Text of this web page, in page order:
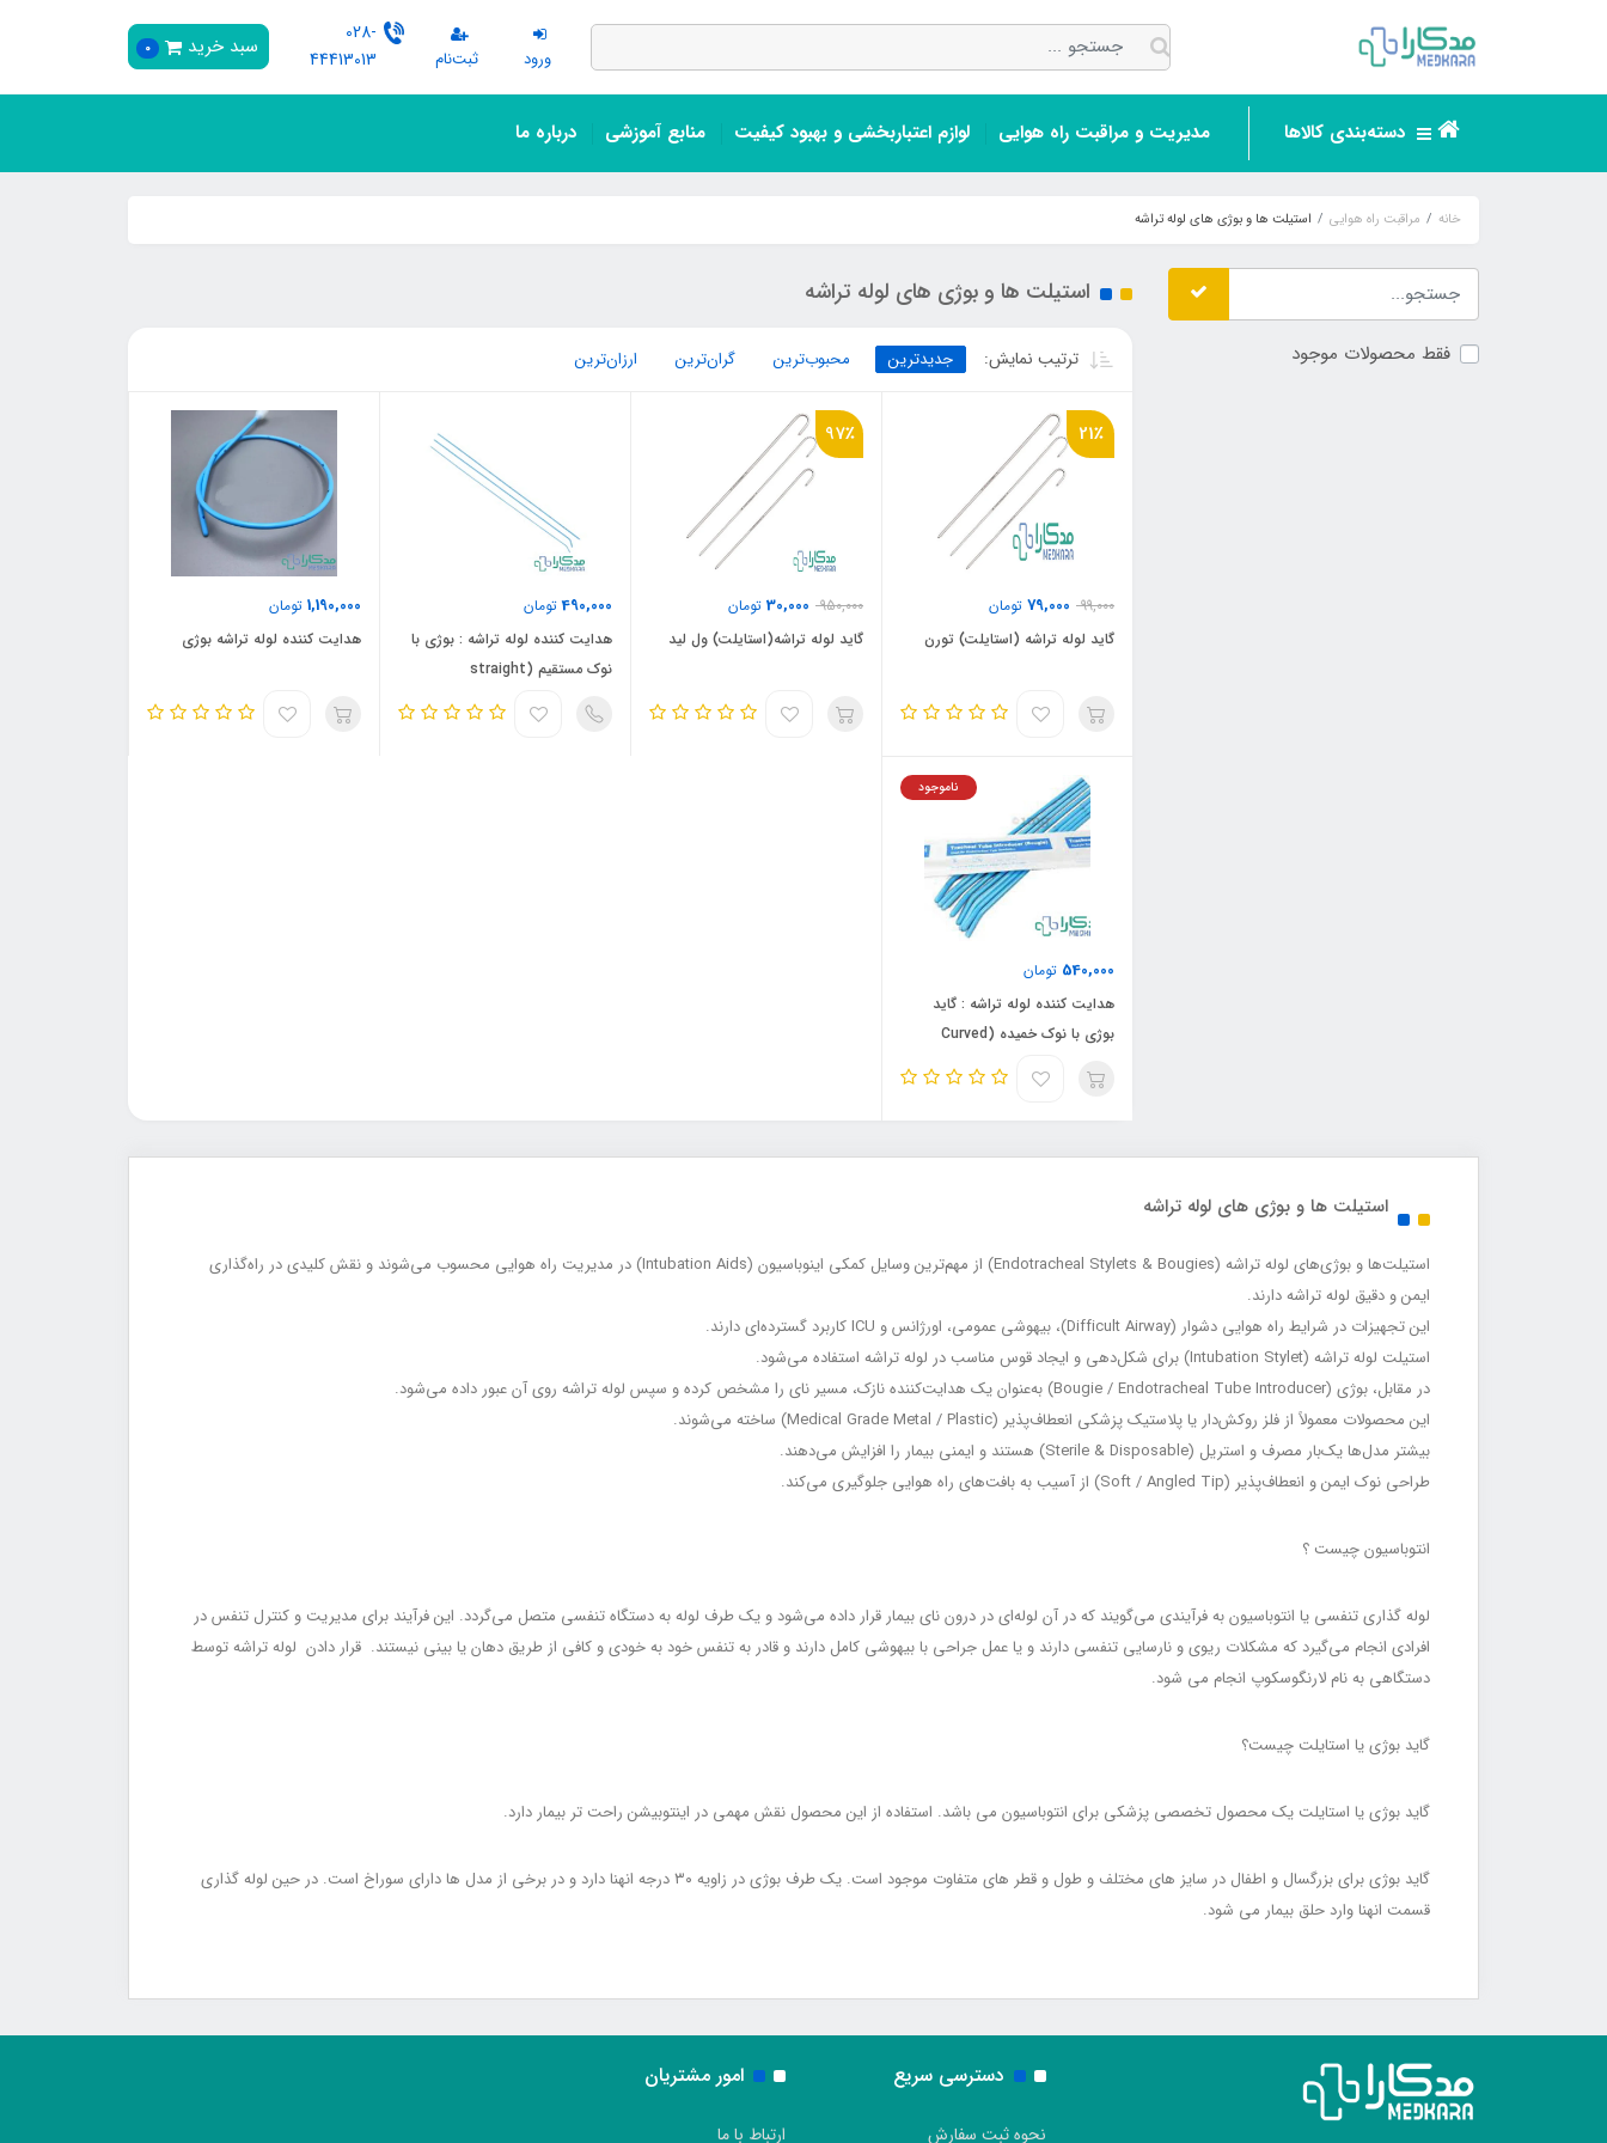
ورود ثبت‌نام
028-
44413013
سبد خرید 0
دسته‌بندی کالاها مدیریت و مراقبت راه هوایی لوازم اعتباربخشی و بهبود کیفیت منابع آموزشی درباره ما
خانه مراقبت راه هوایی استیلت ها و بوژی های لوله تراشه
فقط محصولات موجود
استیلت ها و بوژی های لوله تراشه
ترتیب نمایش: جدیدترین محبوب‌ترین گران‌ترین ارزان‌ترین
21٪
99,000
79,000 تومان
گاید لوله تراشه (استایلت) تورن
97٪
950,000
30,000 تومان
گاید لوله تراشه(استایلت) ول لید
490,000تومان
هدایت کننده لوله تراشه : بوژی با
نوک مستقیم (straight
tip)Tracheal Tube Introducer
:bougie
1,190,000 تومان
هدایت کننده لوله تراشه بوژی
540,000 تومان
ناموجود
هدایت کننده لوله تراشه : گاید
بوژی با نوک خمیده (Curved
استیلت ها و بوژی های لوله تراشه
استیلت‌ها و بوژی‌های لوله تراشه (Endotracheal Stylets & Bougies) از مهم‌ترین وسایل کمکی اینوباسیون (Intubation Aids) در مدیریت راه هوایی محسوب می‌شوند و نقش کلیدی در راه‌گذاری
ایمن و دقیق لوله تراشه دارند.
این تجهیزات در شرایط راه هوایی دشوار (Difficult Airway)، بیهوشی عمومی، اورژانس و ICU کاربرد گسترده‌ای دارند.
استیلت لوله تراشه (Intubation Stylet) برای شکل‌دهی و ایجاد قوس مناسب در لوله تراشه استفاده می‌شود.
در مقابل، بوژی (Bougie / Endotracheal Tube Introducer) به‌عنوان یک هدایت‌کننده نازک، مسیر نای را مشخص کرده و سپس لوله تراشه روی آن عبور داده می‌شود.
این محصولات معمولاً از فلز روکش‌دار یا پلاستیک پزشکی انعطاف‌پذیر (Medical Grade Metal / Plastic) ساخته می‌شوند.
بیشتر مدل‌ها یک‌بار مصرف و استریل (Sterile & Disposable) هستند و ایمنی بیمار را افزایش می‌دهند.
طراحی نوک ایمن و انعطاف‌پذیر (Soft / Angled Tip) از آسیب به بافت‌های راه هوایی جلوگیری می‌کند.
انتوباسیون چیست ؟
لوله گذاری تنفسی یا انتوباسیون به فرآیندی می‌گویند که در آن لوله‌ای در درون نای بیمار قرار داده می‌شود و یک طرف لوله به دستگاه تنفسی متصل می‌گردد. این فرآیند برای مدیریت و کنترل تنفس در
افرادی انجام می‌گیرد که مشکلات ریوی و نارسایی تنفسی دارند و یا عمل جراحی با بیهوشی کامل دارند و قادر به تنفس خود به خودی و کافی از طریق دهان یا بینی نیستند. قرار دادن لوله تراشه توسط
دستگاهی به نام لارنگوسکوپ انجام می شود.
گاید بوژی یا استایلت چیست؟
گاید بوژی یا استایلت یک محصول تخصصی پزشکی برای انتوباسیون می باشد. استفاده از این محصول نقش مهمی در اینتوبیشن راحت تر بیمار دارد.
گاید بوژی برای بزرگسال و اطفال در سایز های مختلف و طول و قطر های متفاوت موجود است. یک طرف بوژی در زاویه ۳۰ درجه انهنا دارد و در برخی از مدل ها دارای سوراخ است. در حین لوله گذاری
قسمت انهنا وارد حلق بیمار می شود.
دسترسی سریع
نحوه ثبت سفارش
امور مشتریان
ارتباط با ما